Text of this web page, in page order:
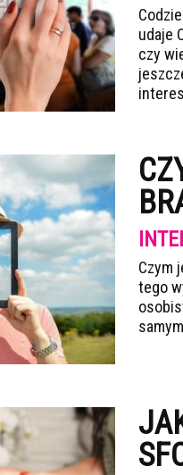
udaje
czy
Czym
tego